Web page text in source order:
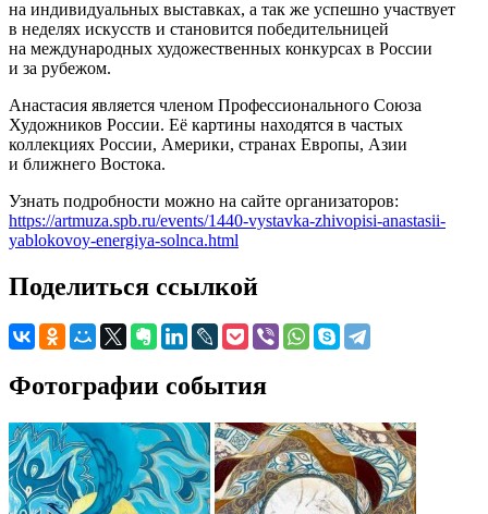
на индивидуальных выставках, а так же успешно участвует
в неделях искусств и становится победительницей
на международных художественных конкурсах в России
и за рубежом.
Анастасия является членом Профессионального Союза
Художников России. Её картины находятся в частых
коллекциях России, Америки, странах Европы, Азии
и ближнего Востока.
Узнать подробности можно на сайте организаторов:
https://artmuza.spb.ru/events/1440-vystavka-zhivopisi-anastasii-
yablokovoy-energiya-solnca.html
Поделиться ссылкой
Фотографии события